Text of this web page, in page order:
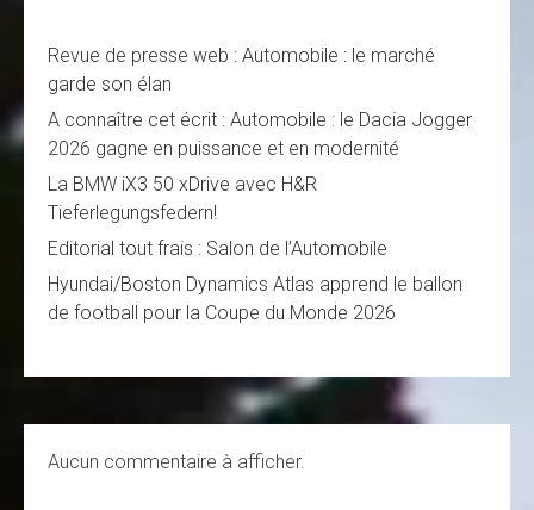
Revue de presse web : Automobile : le marché
garde son élan
A connaître cet écrit : Automobile : le Dacia Jogger
2026 gagne en puissance et en modernité
La BMW iX3 50 xDrive avec H&R
Tieferlegungsfedern!
Editorial tout frais : Salon de l’Automobile
Hyundai/Boston Dynamics Atlas apprend le ballon
de football pour la Coupe du Monde 2026
Aucun commentaire à afficher.